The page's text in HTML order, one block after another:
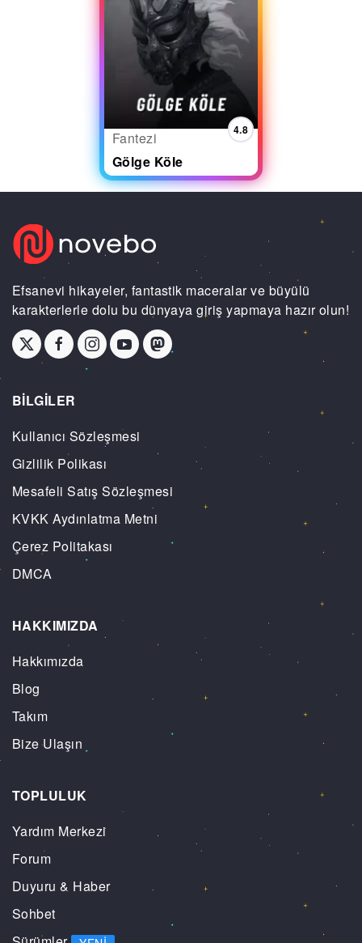
4.8
Fantezi
Gölge Köle
Efsanevi hikayeler, fantastik maceralar ve büyülü
karakterlerle dolu bu dünyaya giriş yapmaya hazır olun!
BİLGİLER
Kullanıcı Sözleşmesi
Gizlilik Polikası
Mesafeli Satış Sözleşmesi
KVKK Aydınlatma Metni
Çerez Politakası
DMCA
HAKKIMIZDA
Hakkımızda
Blog
Takım
Bize Ulaşın
TOPLULUK
Yardım Merkezi
Forum
Duyuru & Haber
Sohbet